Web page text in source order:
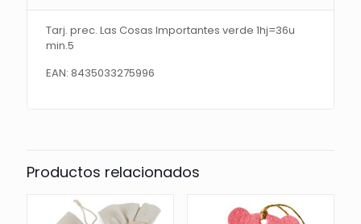
Tarj. prec. Las Cosas Importantes verde 1hj=36u
min.5
EAN: 8435033275996
Productos relacionados